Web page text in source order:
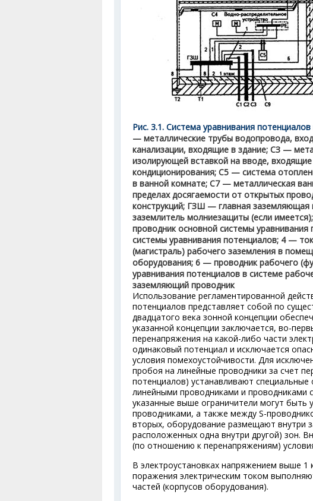
Рис. 3.1. Система уравнивания потенциалов
— металлические трубы водопровода,
канализации, входящие в здание; СЗ —
изолирующей вставкой на вводе,
кондиционирования; С5 — система
в ванной комнате; С7 — металлическая
пределах досягаемости от открытых
конструкций; ГЗШ — главная
заземлитель молниезащиты (если
проводник основной системы
системы уравнивания потенциалов; 4 —
(магистраль) рабочего заземления в
оборудования; 6 — проводник рабочего
уравнивания потенциалов в системе
заземляющий проводник
Использование регламентированной
потенциалов представляет собой по
двадцатого века зонной концепции
указанной концепции заключается, во-
перенапряжения на какой-либо части
одинаковый потенциал и исключается
условия помехоустойчивости. Для
пробоя на линейные проводники за счет
потенциалов) устанавливают
линейными проводниками и проводниками
указанные выше ограничители могут
проводниками, а также между S-
вторых, оборудование размещают внутри
расположенных одна внутри другой) зон.
(по отношению к перенапряжениям)
В электроустановках напряжением выше
поражения электрическим током
частей (корпусов оборудования).